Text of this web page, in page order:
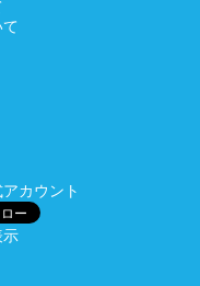
カウント
示